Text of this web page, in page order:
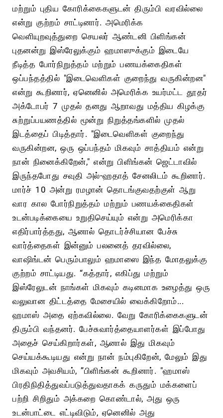
மற்றும் புதிய கோரிக்கைகளுடன் திரும்பி வரவில்லை
என்று குற்றம் சாட்டினார். அமெரிக்க
வெளியுறவுத்துறை செயலர் ஆண்டனி பிளிங்கன்
புதனன்று இஸ்ரேலுக்கும் ஹமாஸுக்கும் இடையே
நீடித்த போர்நிறுத்தம் மற்றும் பணயக்கைதிகள்
ஒப்பந்தத்தில் "இடைவெளிகள் குறைந்து வருகின்றன"
என்று கூறினார், ஏனெனில் அமெரிக்க உயர்மட்ட தூதர்
அக்டோபர் 7 முதல் தனது ஆறாவது மத்திய கிழக்கு
சுற்றுப்பயணத்தில் மூன்று நிறுத்தங்களில் முதல்
இடத்தைப் பிடித்தார். "இடைவெளிகள் குறைந்து
வருகின்றன, ஒரு ஒப்பந்தம் மிகவும் சாத்தியம் என்று
நான் நினைக்கிறேன்," என்று பிளிங்கன் ஜெட்டாவில்
இருந்தபோது சவுதி அல்-ஹதாத் சேனலிடம் கூறினார்.
மார்ச் 10 அன்று ரமழான் தொடங்குவதற்குள் ஆறு
வார கால போர்நிறுத்தம் மற்றும் பணயக்கைதிகள்
உடன்படிக்கையை உறுதிசெய்யும் என்று அமெரிக்கா
எதிர்பார்த்தது, ஆனால் தொடர்ச்சியான பேச்சு
வார்த்தைகள் இன்னும் பலனைத் தரவில்லை,
வாஷிங்டன் பெரும்பாலும் ஹமாஸை இந்த மோதலுக்கு
குற்றம் சாட்டியது. “கத்தார், எகிப்து மற்றும்
இஸ்ரேலுடன் நாங்கள் மிகவும் கடினமாக உழைத்து ஒரு
வலுவான திட்டத்தை மேசையில் வைக்கிறோம்...
ஹமாஸ் அதை ஏற்கவில்லை. வேறு கோரிக்கைகளுடன்
திரும்பி வந்தனர். பேச்சுவார்த்தையாளர்கள் இப்போது
அதைச் செய்கிறார்கள், ஆனால் இது மிகவும்
செய்யக்கூடியது என்று நான் நம்புகிறேன், மேலும் இது
மிகவும் அவசியம், ”பிளிங்கன் கூறினார். "ஹமாஸ்
பிரதிநிதித்துவப்படுத்துவதாகக் கருதும் மக்களைப்
பற்றி சிறிதும் அக்கறை கொண்டால், அது ஒரு
உடன்பாட்டை எட்டிவிடும், ஏனெனில் அது